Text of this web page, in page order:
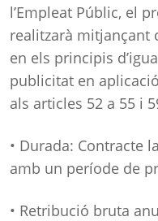
l’Empleat Públic, el
realitzarà mitjançant
en els principis
publicitat en
als articles 52 a 55 i
• Durada: Contracte
amb un període de
• Retribució bruta